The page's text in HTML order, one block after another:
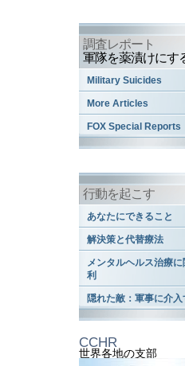
調査レポート
軍隊を薬漬けにす
Military Suicides
More Articles
FOX Special Reports
行動を起こす
あなたにできること
解決策と代替療法
メンタルヘルス治療
利
隠れた敵：軍事に介
CCHR
世界各地の支部